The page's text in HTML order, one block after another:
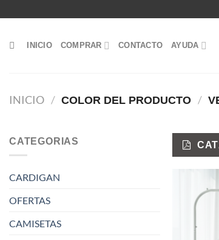
al
INICIO COMPRAR CONTACTO AYUDA
INICIO / COLOR DEL PRODUCTO /
CATEGORIAS
CARDIGAN
OFERTAS
CAMISETAS